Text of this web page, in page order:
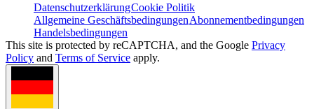
DatenschutzerklärungCookie Politik
Allgemeine GeschäftsbedingungenAbonnementbedingungen
Handelsbedingungen
This site is protected by reCAPTCHA, and the Google Privacy
Policy and Terms of Service apply.